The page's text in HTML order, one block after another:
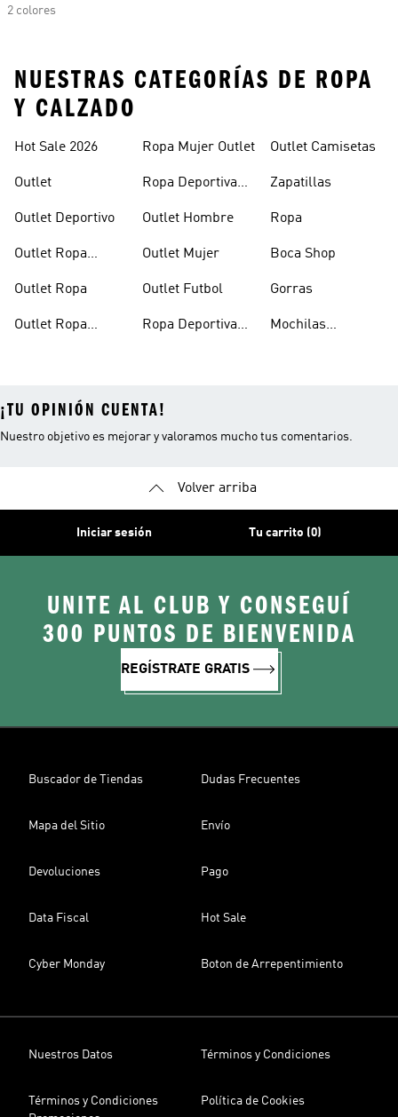
2 colores
NUESTRAS CATEGORÍAS DE ROPA
Y CALZADO
Hot Sale 2026
Outlet
Outlet Deportivo
Outlet Ropa
Outlet Ropa
Outlet Ropa
Ropa Mujer Outlet
Ropa Deportiva
Outlet Hombre
Outlet Mujer
Outlet Futbol
Ropa Deportiva
Outlet Camisetas
Zapatillas
Ropa
Boca Shop
Gorras
Mochilas
¡TU OPINIÓN CUENTA!
Nuestro objetivo es mejorar y valoramos mucho tus comentarios.
Volver arriba
Iniciar sesión Tu carrito (0)
UNITE AL CLUB Y CONSEGUÍ
300 PUNTOS DE BIENVENIDA
REGÍSTRATE GRATIS
Buscador de Tiendas Dudas Frecuentes
Mapa del Sitio Envío
Devoluciones Pago
Data Fiscal Hot Sale
Cyber Monday Boton de Arrepentimiento
Nuestros Datos Términos y Condiciones
Términos y Condiciones
Política de Cookies